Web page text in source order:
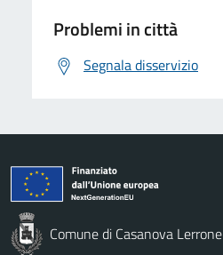
Problemi in città
Segnala disservizio
Comune di Casanova Lerrone